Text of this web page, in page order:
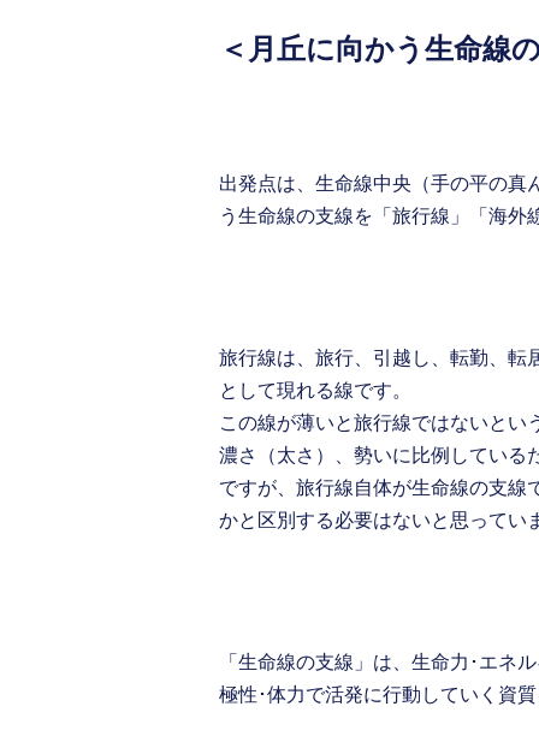
＜月丘に向かう生命
出発点は、生命線中央（手の平の真
う生命線の支線を「旅行線」「海外
旅行線は、旅行、引越し、転勤、転
として現れる線です。
この線が薄いと旅行線ではないとい
濃さ（太さ）、勢いに比例している
ですが、旅行線自体が生命線の支線
かと区別する必要はないと思ってい
「生命線の支線」は、生命力･エネ
極性･体力で活発に行動していく資